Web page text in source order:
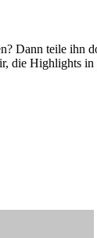
Dann teile ihn
die Highlights in